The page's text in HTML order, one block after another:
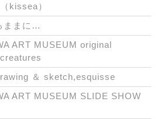
kissea）
ままに…
ART MUSEUM original
＆ sketch,esquisse
ART MUSEUM SLIDE SHOW